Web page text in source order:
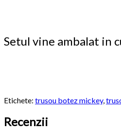
Setul vine ambalat in
Etichete: trusou botez mickey,
Recenzii